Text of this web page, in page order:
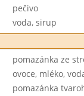
pečivo
voda, sirup
pomazánka ze
ovoce, mléko,
pomazánka